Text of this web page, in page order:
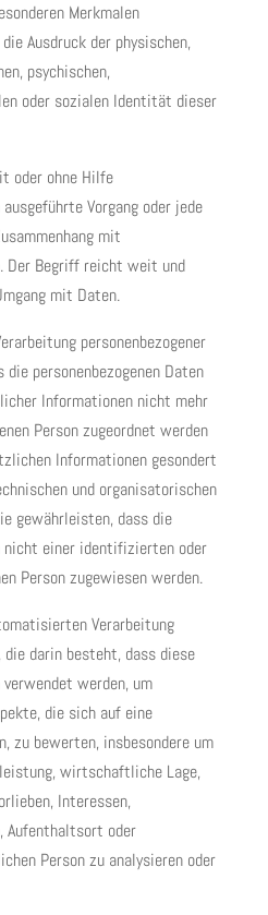
Merkmalen
Ausdruck der physischen,
psychischen,
oder sozialen Identität dieser
oder ohne Hilfe
Vorgang oder jede
mit
Der Begriff reicht weit und
mit Daten.
personenbezogener
personenbezogenen Daten
Informationen nicht mehr
Person zugeordnet werden
Informationen gesondert
und organisatorischen
gewährleisten, dass die
nicht einer identifizierten oder
Person zugewiesen werden.
Verarbeitung
die darin besteht, dass diese
verwendet werden, um
die sich auf eine
zu bewerten, insbesondere um
wirtschaftliche Lage,
Interessen,
Aufenthaltsort oder
Person zu analysieren oder